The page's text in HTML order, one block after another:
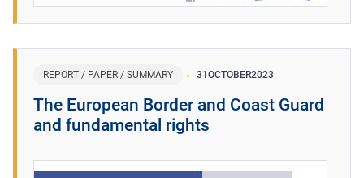
REPORT / PAPER / SUMMARY 31 OCTOBER2023
The European Border and Coast Guard
and fundamental rights